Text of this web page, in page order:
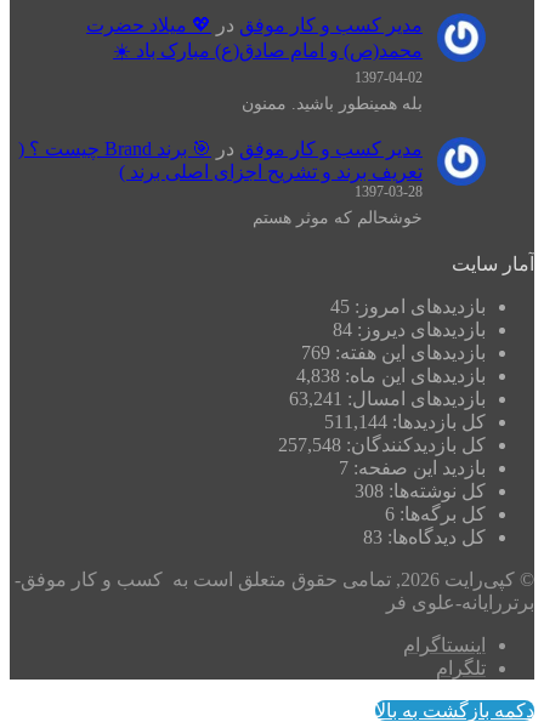
مدیر کسب و کار موفق در
💖 میلاد حضرت
محمد(ص) و امام صادق(ع) مبارک باد ☀️
1397-04-02
بله همینطور باشید. ممنون
مدیر کسب و کار موفق در
🎯 برند Brand چیست ؟ (
تعریف برند و تشریح اجزای اصلی برند )
1397-03-28
خوشحالم که موثر هستم
آمار سایت
بازدیدهای امروز: 45
بازدیدهای دیروز: 84
بازدیدهای این هفته: 769
بازدیدهای این ماه: 4,838
بازدیدهای امسال: 63,241
کل بازدیدها: 511,144
کل بازدیدکنند‌گان: 257,548
بازدید این صفحه: 7
کل نوشته‌ها: 308
کل برگه‌ها: 6
کل دیدگاه‌ها: 83
© کپی‌رایت 2026, تمامی حقوق متعلق است به کسب و کار موفق-
برتررایانه-علوی فر
اینستاگرام
تلگرام
دکمه بازگشت به بالا